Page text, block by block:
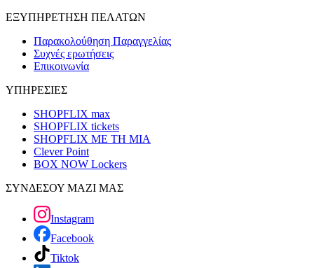
ΕΞΥΠΗΡΕΤΗΣΗ ΠΕΛΑΤΩΝ
Παρακολούθηση Παραγγελίας
Συχνές ερωτήσεις
Επικοινωνία
ΥΠΗΡΕΣΙΕΣ
SHOPFLIX max
SHOPFLIX tickets
SHOPFLIX ΜΕ ΤΗ ΜΙΑ
Clever Point
BOX NOW Lockers
ΣΥΝΔΕΣΟΥ ΜΑΖΙ ΜΑΣ
Instagram
Facebook
Tiktok